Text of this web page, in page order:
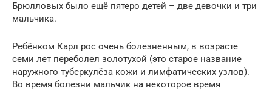
Брюлловых было ещё пятеро детей – две девочки и три
мальчика.
Ребёнком Карл рос очень болезненным, в возрасте
семи лет переболел золотухой (это старое название
наружного туберкулёза кожи и лимфатических узлов).
Во время болезни мальчик на некоторое время